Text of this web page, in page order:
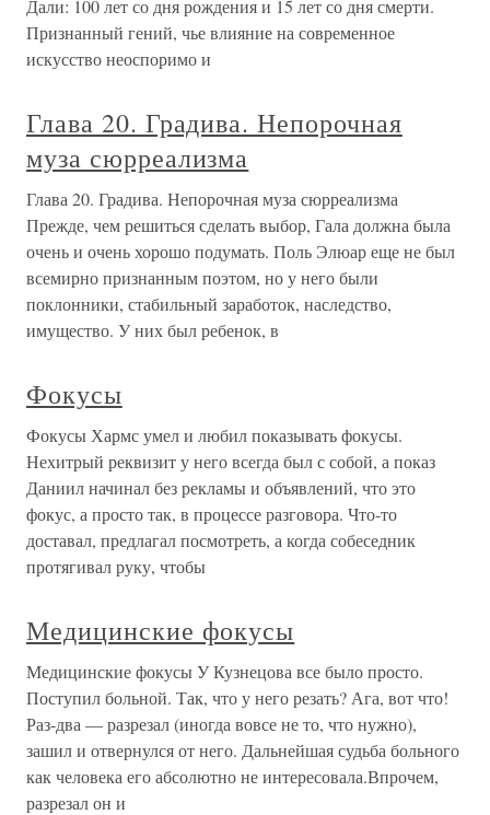
Дали: 100 лет со дня рождения и 15 лет со дня смерти.
Признанный гений, чье влияние на современное
искусство неоспоримо и
Глава 20. Градива. Непорочная
муза сюрреализма
Глава 20. Градива. Непорочная муза сюрреализма
Прежде, чем решиться сделать выбор, Гала должна была
очень и очень хорошо подумать. Поль Элюар еще не был
всемирно признанным поэтом, но у него были
поклонники, стабильный заработок, наследство,
имущество. У них был ребенок, в
Фокусы
Фокусы Хармс умел и любил показывать фокусы.
Нехитрый реквизит у него всегда был с собой, а показ
Даниил начинал без рекламы и объявлений, что это
фокус, а просто так, в процессе разговора. Что-то
доставал, предлагал посмотреть, а когда собеседник
протягивал руку, чтобы
Медицинские фокусы
Медицинские фокусы У Кузнецова все было просто.
Поступил больной. Так, что у него резать? Ага, вот что!
Раз-два — разрезал (иногда вовсе не то, что нужно),
зашил и отвернулся от него. Дальнейшая судьба больного
как человека его абсолютно не интересовала.Впрочем,
разрезал он и